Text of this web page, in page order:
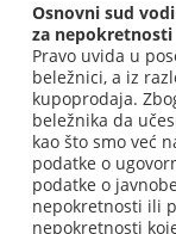
Osnovni sud
za nepokretnosti
Pravo uvida u
beležnici, a iz
kupoprodaja.
beležnika da
kao što smo već
podatke o
podatke o
nepokretnosti ili
nepokretnosti